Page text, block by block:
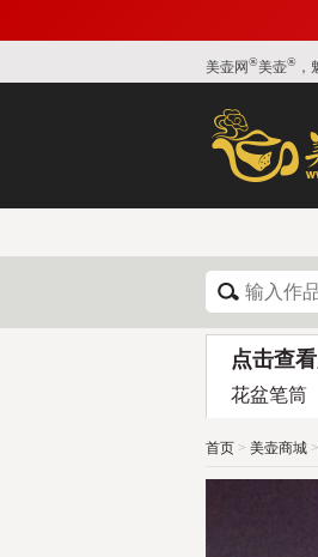
美壶网®美壶®
点击查
花盆笔筒
首页 > 美壶商城